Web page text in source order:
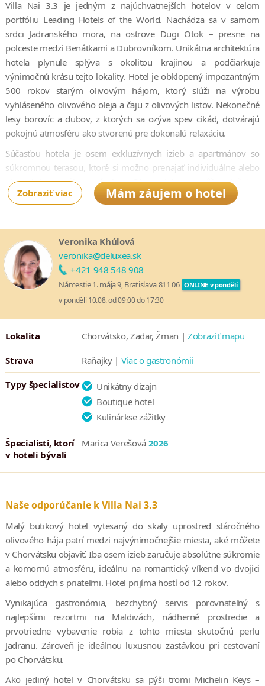
Villa Nai 3.3 je jedným z najúchvatnejších hotelov v celom
portfóliu Leading Hotels of the World. Nachádza sa v samom
srdci Jadranského mora, na ostrove Dugi Otok – presne na
polceste medzi Benátkami a Dubrovníkom. Unikátna architektúra
hotela plynule splýva s okolitou krajinou a podčiarkuje
výnimočnú krásu tejto lokality. Hotel je obklopený impozantným
500 rokov starým olivovým hájom, ktorý slúži na výrobu
vyhláseného olivového oleja a čaju z olivových listov. Nekonečné
lesy borovíc a dubov, z ktorých sa ozýva spev cikád, dotvárajú
pokojnú atmosféru ako stvorenú pre dokonalú relaxáciu.
Súčasťou hotela je osem exkluzívnych izieb a apartmánov so
súkromnou terasou, ktoré si možno prenajať individuálne alebo
ako celok pre súkromné ​​akcie. Okrem toho sa môžete tešiť na
unikátne kulinárske zážitky v dvoch špičkových reštauráciách a
Luxusné vybavenie hotela zahŕňa nádherný vonkajší aj vnútorný
bazén so slanou vodou, wellness centrum s fínskou saunou,
posilňovňu a súkromný tenisový kurt. Vďaka širokej ponuke
zážitkov a výletov bude váš pobyt skutočne nezabudnuteľný.
Hotel Villa Nai 3.3 je určený výhradne pre dospelých hostí a deti
Hotel Villa Nai 3.3 získal v roku 2025 prestížne ocenenie
Toto ocenenie získal ako prvý a zatiaľ ako
jediný hotel v Chorvátsku, čo len potvrdzuje jedinečnosť tohto
boutique rezortu.
Zobraziť viac Mám záujem o hotel
Veronika Khúlová
veronika@deluxea.sk
+421 948 548 908
Námestie 1. mája 9, Bratislava 811 06 ONLINE v pondělí
v pondělí 10.08. od 09:00 do 17:30
Lokalita Chorvátsko, Zadar, Žman |Zobraziť mapu
Strava Raňajky | Viac o gastronómii
Typy špecialistov
Unikátny dizajn
Boutique hotel
Kulinárkse zážitky
Špecialisti, ktorí
v hoteli bývali
Marica Verešová 2026
Naše odporúčanie k Villa Nai 3.3
Malý butikový hotel vytesaný do skaly uprostred stáročného
olivového hája patrí medzi najvýnimočnejšie miesta, aké môžete
v Chorvátsku objaviť. Iba osem izieb zaručuje absolútne súkromie
a komornú atmosféru, ideálnu na romantický víkend vo dvojici
alebo oddych s priateľmi. Hotel prijíma hostí od 12 rokov.
Vynikajúca gastronómia, bezchybný servis porovnateľný s
najlepšími rezortmi na Maldivách, nádherné prostredie a
prvotriedne vybavenie robia z tohto miesta skutočnú perlu
Jadranu. Zároveň je ideálnou luxusnou zastávkou pri cestovaní
po Chorvátsku.
Ako jediný hotel v Chorvátsku sa pýši tromi Michelin Keys –